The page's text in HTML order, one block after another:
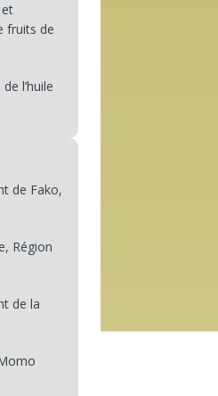
fruits de
l’huile
de Fako,
Région
de la